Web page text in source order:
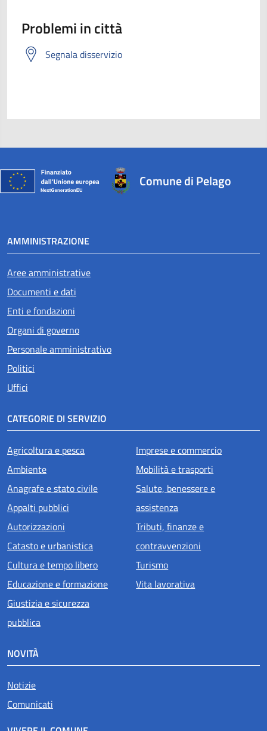
Problemi in città
Segnala disservizio
Comune di Pelago
AMMINISTRAZIONE
Aree amministrative
Documenti e dati
Enti e fondazioni
Organi di governo
Personale amministrativo
Politici
Uffici
CATEGORIE DI SERVIZIO
Agricoltura e pesca
Ambiente
Anagrafe e stato civile
Appalti pubblici
Autorizzazioni
Catasto e urbanistica
Cultura e tempo libero
Educazione e formazione
Giustizia e sicurezza
pubblica
Imprese e commercio
Mobilità e trasporti
Salute, benessere e
assistenza
Tributi, finanze e
contravvenzioni
Turismo
Vita lavorativa
NOVITÀ
Notizie
Comunicati